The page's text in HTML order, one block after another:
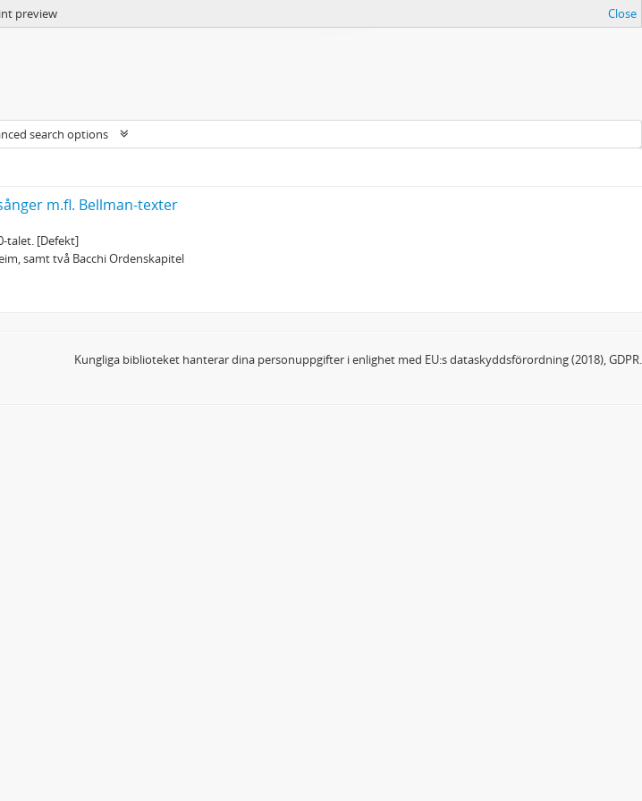
preview Close
search options
m.fl. Bellman-texter
talet. [Defekt]
samt två Bacchi Ordenskapitel
Kungliga biblioteket hanterar dina personuppgifter i enlighet med EU:s dataskyddsförordning (2018), GDPR.